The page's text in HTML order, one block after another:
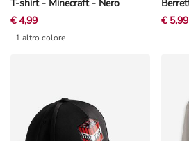
T-shirt - Minecraft - Nero
€ 4,99
+1 altro colore
€ 5,99